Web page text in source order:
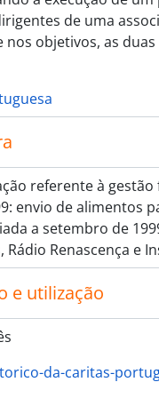
1948 - 2021
1966 - 2021
Observação Social,
Internacional, 1990 -
Estudos e de
qualidade, 2005 - 2018
- 2020
de uma
nos objetivos, as
referente à
envio de alimentos
a setembro de
Rádio Renascença e
e utilização
da-caritas-